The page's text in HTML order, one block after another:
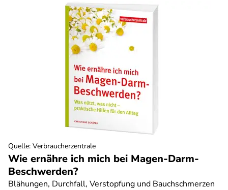
Wie ernähre ich mich bei Magen-Darm-
Beschwerden?
Blähungen, Durchfall, Verstopfung und Bauchschmerzen
Quelle: Verbraucherzentrale